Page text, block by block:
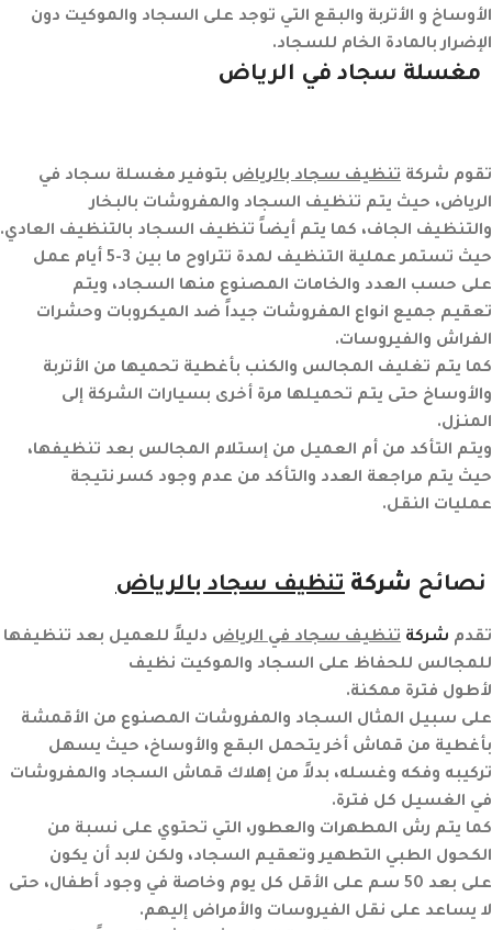
الأوساخ و الأتربة والبقع التي توجد على السجاد والموكيت دون
الإضرار بالمادة الخام للسجاد.
مغسلة سجاد في الرياض
تقوم شركة تنظيف سجاد بالرياض بتوفير مغسلة سجاد في
الرياض، حيث يتم تنظيف السجاد والمفروشات بالبخار
والتنظيف الجاف، كما يتم أيضاً تنظيف السجاد بالتنظيف العادي.
حيث تستمر عملية التنظيف لمدة تتراوح ما بين 3-5 أيام عمل
على حسب العدد والخامات المصنوع منها السجاد، ويتم
تعقيم جميع انواع المفروشات جيداً ضد الميكروبات وحشرات
الفراش والفيروسات.
كما يتم تغليف المجالس والكنب بأغطية تحميها من الأتربة
والأوساخ حتى يتم تحميلها مرة أخرى بسيارات الشركة إلى
المنزل.
ويتم التأكد من أم العميل من إستلام المجالس بعد تنظيفها،
حيث يتم مراجعة العدد والتأكد من عدم وجود كسر نتيجة
عمليات النقل.
نصائح شركة تنظيف سجاد بالرياض
تقدم شركة تنظيفسجاد في الرياض دليلاً للعميل بعد تنظيفها
للمجالس للحفاظ على السجاد والموكيت نظيف
لأطول فترة ممكنة.
على سبيل المثال السجاد والمفروشات المصنوع من الأقمشة
بأغطية من قماش أخر يتحمل البقع والأوساخ، حيث يسهل
تركيبه وفكه وغسله، بدلاً من إهلاك قماش السجاد والمفروشات
في الغسيل كل فترة.
كما يتم رش المطهرات والعطور، التي تحتوي على نسبة من
الكحول الطبي التطهير وتعقيم السجاد، ولكن لابد أن يكون
على بعد 50 سم على الأقل كل يوم وخاصة في وجود أطفال، حتى
لا يساعد على نقل الفيروسات والأمراض إليهم.